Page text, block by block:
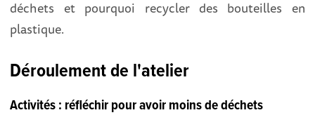
déchets et pourquoi recycler des bouteilles en
plastique.
Déroulement de l'atelier
Activités : réfléchir pour avoir moins de déchets